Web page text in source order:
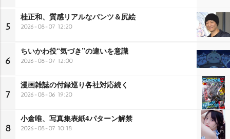
5
桂正和、質感リアルなパンツ＆尻絵
2026-08-07 12:20
6
ちいかわ役“気づき”の違いを意識
2026-08-07 12:00
7
漫画雑誌の付録巡り各社対応続く
2026-08-06 19:20
8
小倉唯、写真集表紙4パターン解禁
2026-08-07 10:18